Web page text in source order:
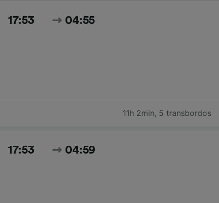
17:53 04:55
11h 2min, 5 transbordos
17:53 04:59